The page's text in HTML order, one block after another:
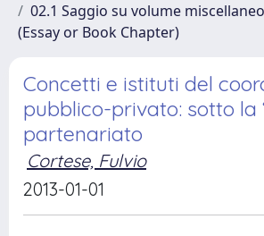
02.1 Saggio su volume
(Essay or Book Chapter)
Concetti e istituti del
pubblico-privato: sotto la
partenariato
Cortese, Fulvio
2013-01-01